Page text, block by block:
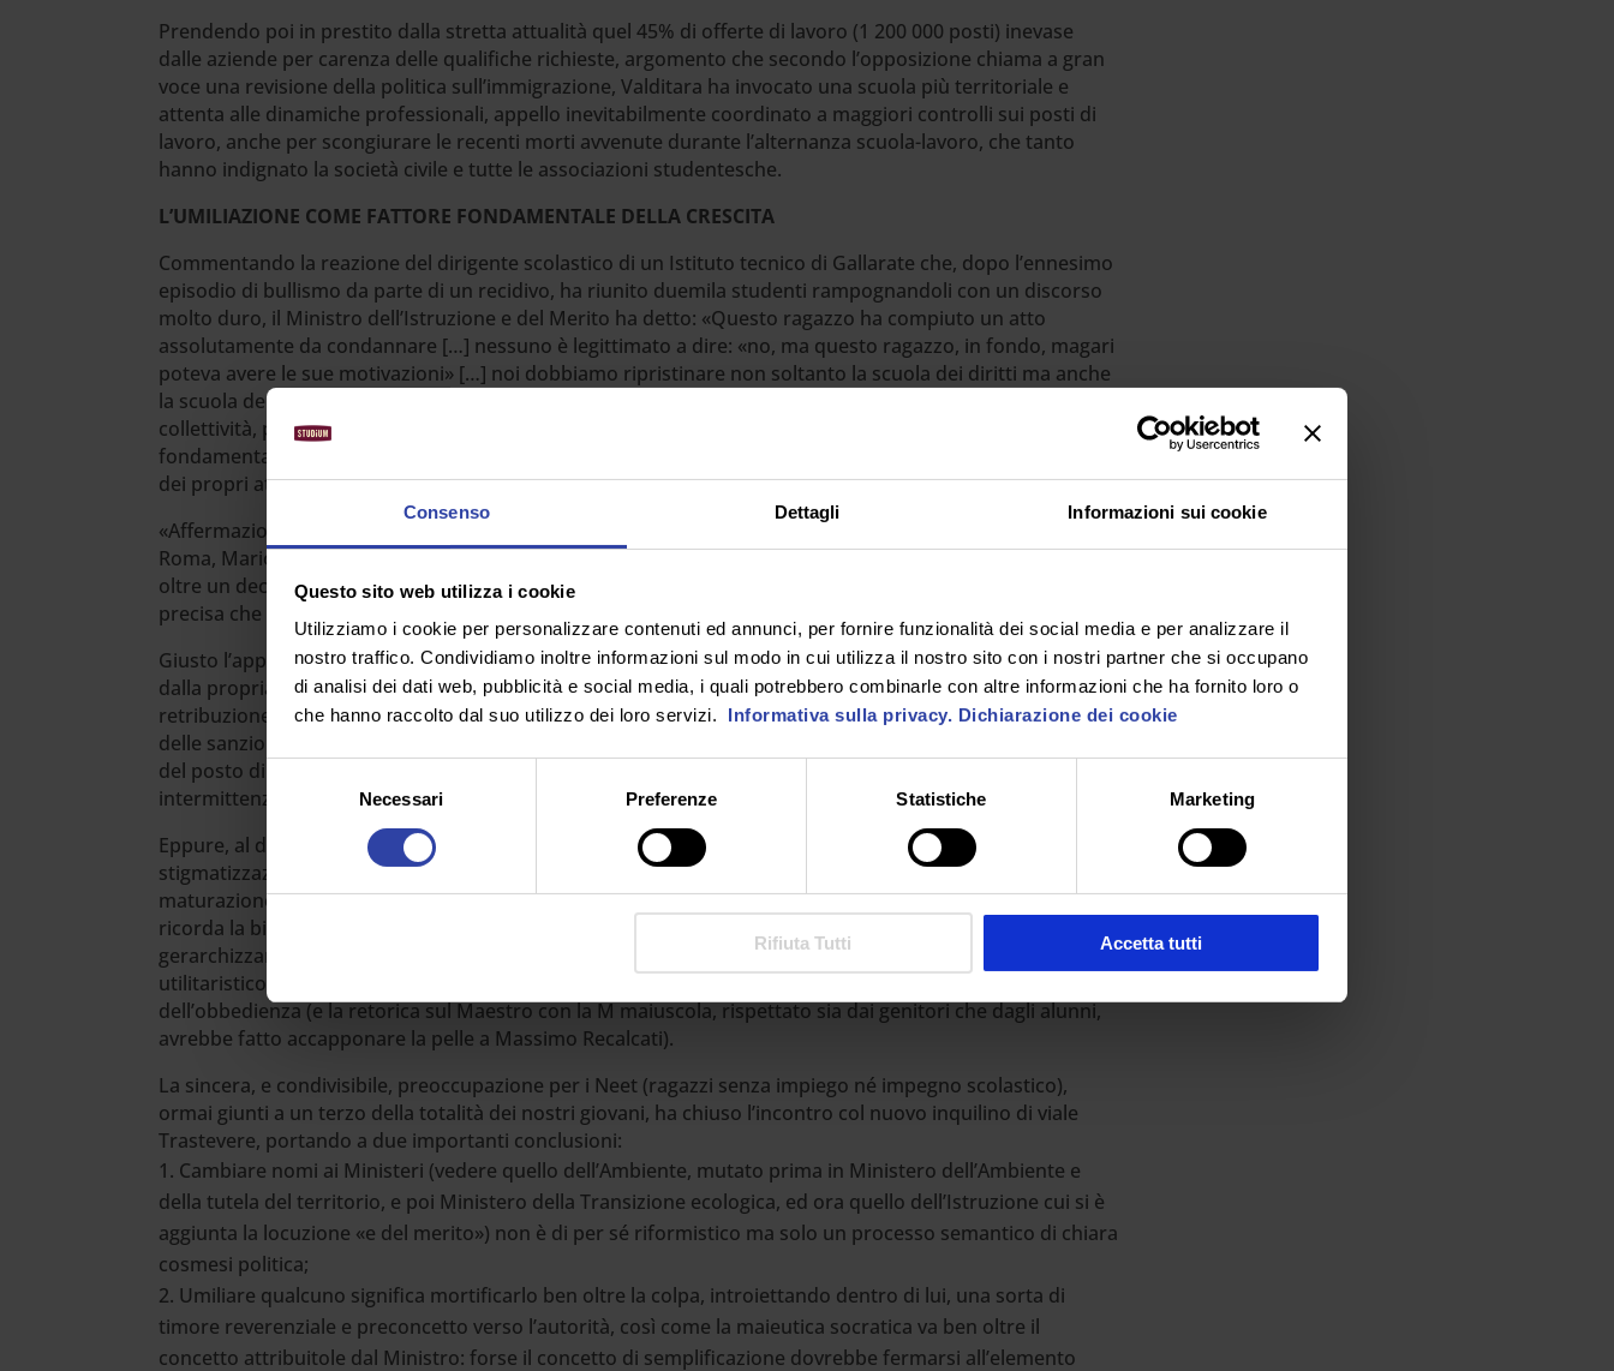
Consenso Dettagli Informazioni sui cookie
Questo sito web utilizza i cookie
Utilizziamo i cookie per personalizzare contenuti ed annunci, per fornire funzionalità dei social media e per analizzare il
nostro traffico. Condividiamo inoltre informazioni sul modo in cui utilizza il nostro sito con i nostri partner che si occupano
di analisi dei dati web, pubblicità e social media, i quali potrebbero combinarle con altre informazioni che ha fornito loro o
che hanno raccolto dal suo utilizzo dei loro servizi.
Informativa sulla privacy. Dichiarazione dei cookie
del
Necessari Preferenze Statistiche Marketing
Rifiuta Tutti Accetta tutti
Prendendo poi in prestito dalla stretta attualità quel 45% di offerte di lavoro (1 200 000 posti) inevase
dalle aziende per carenza delle qualifiche richieste, argomento che secondo l’opposizione chiama a gran
voce una revisione della politica sull’immigrazione, Valditara ha invocato una scuola più territoriale e
attenta alle dinamiche professionali, appello inevitabilmente coordinato a maggiori controlli sui posti di
lavoro, anche per scongiurare le recenti morti avvenute durante l’alternanza scuola-lavoro, che tanto
hanno indignato la società civile e tutte le associazioni studentesche.
L’UMILIAZIONE COME FATTORE FONDAMENTALE DELLA CRESCITA
Commentando la reazione del dirigente scolastico di un Istituto tecnico di Gallarate che, dopo l’ennesimo
episodio di bullismo da parte di un recidivo, ha riunito duemila studenti rampognandoli con un discorso
molto duro, il Ministro dell’Istruzione e del Merito ha detto: «Questo ragazzo ha compiuto un atto
assolutamente da condannare […] nessuno è legittimato a dire: «no, ma questo ragazzo, in fondo, magari
poteva avere le sue motivazioni» […] noi dobbiamo ripristinare non soltanto la scuola dei diritti ma anche
la scuola dei doveri. Quel ragazzo deve fare i lavori socialmente utili, perché soltanto lavorando per la
collettività, per la comunità scolastica, umiliandosi anche, evviva l’umiliazione che è un fattore
fondamentale della crescita e della costruzione della personalità […] è lui che si prende la responsabilità
dei propri atti».
«Affermazioni paternalistiche» per Francesco Sinopoli (Flc Cgil), mentre il presidente dei presidi di Anp
Roma, Mario Rusconi, è intervenuto ricordando che l’idea dei lavori socialmente utili è già presente da
oltre un decennio sullo Statuto degli studenti, sia delle Medie che delle Superiori, e inoltre Giannelli (AGI)
precisa che tale sanzione non può attuarsi per gesti penalmente rilevanti o di estrema gravità.
Giusto l’appello di Valditara al rispetto dei beni pubblici e al recupero dell’autorevolezza dei docenti, data
dalla propria preparazione e consapevolezza di ruolo, ma anche da un’adeguata (alla media europea)
retribuzione economica, così come l’idea di istituire un apposito tavolo di lavoro che si occupi proprio
delle sanzioni, di un servizio di supporto psicologico presente in ogni scuola e della copertura costante
del posto di lavoro da parte dello stesso insegnante, vista la traumaticità dei cambiamenti e delle
intermittenze in itinere, soprattutto nel sostegno.
Eppure, al di là delle critiche di metodo rivolte al Ministro, entrando invece nel merito, che la
stigmatizzazione pubblica e l’umiliazione possano essere considerati strumenti di responsabilizzazione e
maturazione di un ragazzo, per quanto violento o instabile, sembra un concetto novecentesco che
ricorda la biopolitica di Foucault, con la scuola vista come sistema seriale in grado di «sorvegliare,
gerarchizzare, ricompensare» ogni studente, aumentandone le potenzialità in senso meramente
utilitaristico, me rendendone il corpo la docile argilla su cui la microfisica del potere incide lo stigma
dell’obbedienza (e la retorica sul Maestro con la M maiuscola, rispettato sia dai genitori che dagli alunni,
avrebbe fatto accapponare la pelle a Massimo Recalcati).
La sincera, e condivisibile, preoccupazione per i Neet (ragazzi senza impiego né impegno scolastico),
ormai giunti a un terzo della totalità dei nostri giovani, ha chiuso l’incontro col nuovo inquilino di viale
Trastevere, portando a due importanti conclusioni:
Cambiare nomi ai Ministeri (vedere quello dell’Ambiente, mutato prima in Ministero dell’Ambiente e
della tutela del territorio, e poi Ministero della Transizione ecologica, ed ora quello dell’Istruzione cui si è
aggiunta la locuzione «e del merito») non è di per sé riformistico ma solo un processo semantico di chiara
cosmesi politica;
Umiliare qualcuno significa mortificarlo ben oltre la colpa, introiettando dentro di lui, una sorta di
timore reverenziale e preconcetto verso l’autorità, così come la maieutica socratica va ben oltre il
concetto attribuitole dal Ministro: forse il concetto di semplificazione dovrebbe fermarsi all’elemento